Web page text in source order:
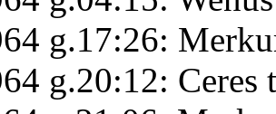
g.17:26:
g.20:12: Ceres